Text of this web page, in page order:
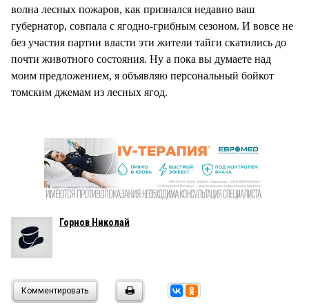
волна лесных пожаров, как признался недавно ваш
губернатор, совпала с ягодно-грибным сезоном. И вовсе не
без участия партии власти эти жители тайги скатились до
почти животного состояния. Ну а пока вы думаете над
моим предложением, я объявляю персональный бойкот
томским джемам из лесных ягод.
Горнов Николай
Комментировать